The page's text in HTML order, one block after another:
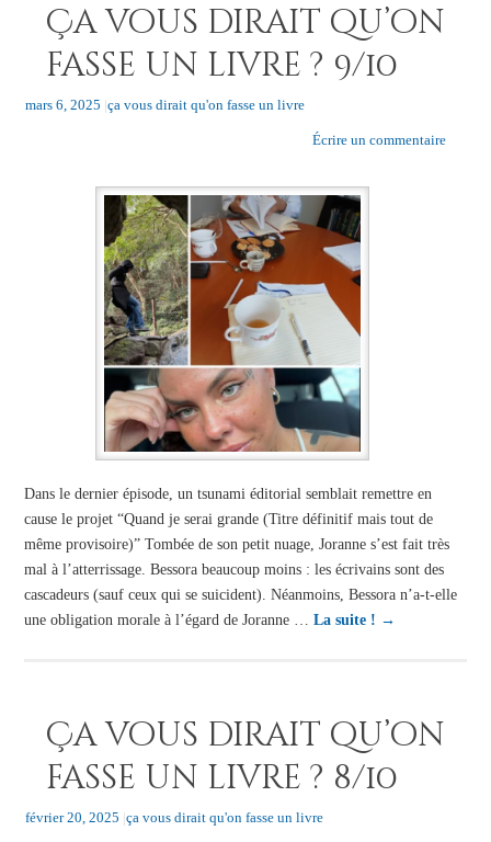
Ça vous dirait qu’on
fasse un livre ? 9/10
mars 6, 2025 |ça vous dirait qu'on fasse un livre
Écrire un commentaire
Dans le dernier épisode, un tsunami éditorial semblait remettre en
cause le projet “Quand je serai grande (Titre définitif mais tout de
même provisoire)” Tombée de son petit nuage, Joranne s’est fait très
mal à l’atterrissage. Bessora beaucoup moins : les écrivains sont des
cascadeurs (sauf ceux qui se suicident). Néanmoins, Bessora n’a-t-elle
une obligation morale à l’égard de Joranne … La suite ! →
Ça vous dirait qu’on
fasse un livre ? 8/10
février 20, 2025 |ça vous dirait qu'on fasse un livre